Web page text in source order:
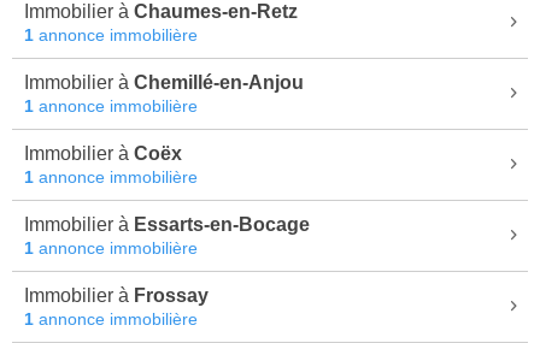
Immobilier à Chaumes-en-Retz
1 annonce immobilière
Immobilier à Chemillé-en-Anjou
1 annonce immobilière
Immobilier à Coëx
1 annonce immobilière
Immobilier à Essarts-en-Bocage
1 annonce immobilière
Immobilier à Frossay
1 annonce immobilière